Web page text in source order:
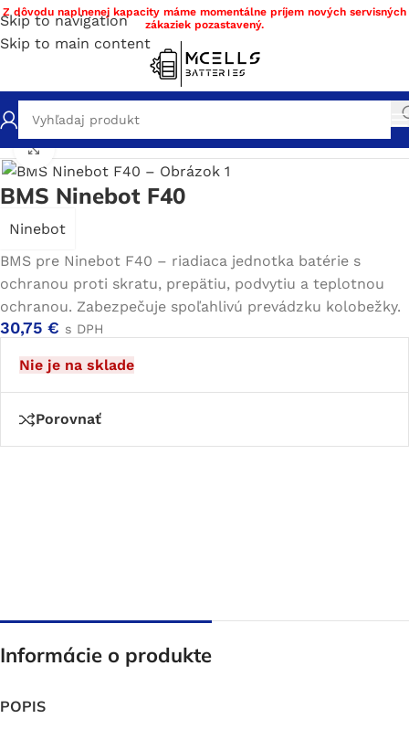
Skip to navigation
Skip to main content
Z dôvodu naplnenej kapacity máme momentálne príjem nových servisných
zákaziek pozastavený.
Domov/Obchod/Náhradné diely/Náhradné BMS
Click to enlarge
BMS Ninebot F40
Ninebot
BMS pre Ninebot F40 – riadiaca jednotka batérie s
ochranou proti skratu, prepätiu, podvytiu a teplotnou
ochranou. Zabezpečuje spoľahlivú prevádzku kolobežky.
30,75 € s DPH
Nie je na sklade
Porovnať
Informácie o produkte
POPIS